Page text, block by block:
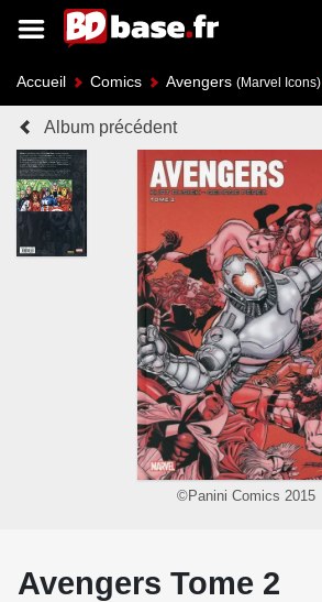
Accueil Comics Avengers (Marvel Icons)
Album précédent
©Panini Comics 2015
Avengers Tome 2